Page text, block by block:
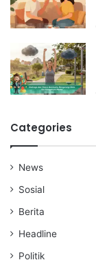
Categories
News
Sosial
Berita
Headline
Politik